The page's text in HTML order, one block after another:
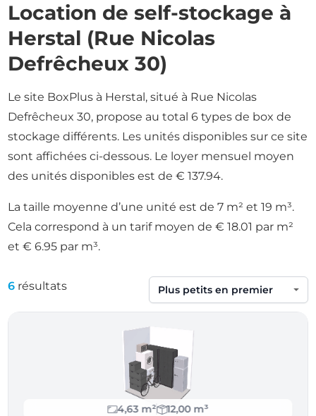
Location de self-stockage à
Herstal (Rue Nicolas
Defrêcheux 30)
Le site BoxPlus à Herstal, situé à Rue Nicolas
Defrêcheux 30, propose au total 6 types de box de
stockage différents. Les unités disponibles sur ce site
sont affichées ci-dessous. Le loyer mensuel moyen
des unités disponibles est de € 137.94.
La taille moyenne d’une unité est de 7 m² et 19 m³.
Cela correspond à un tarif moyen de € 18.01 par m²
et € 6.95 par m³.
6 résultats
Trier par
4,63 m²
12,00 m³